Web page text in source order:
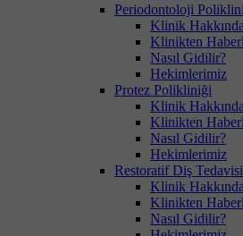
Periodontoloji
Klinik Hakkında
Klinikten
Nasıl Gidilir?
Hekimlerimiz
Protez Polikliniği
Klinik Hakkında
Klinikten
Nasıl Gidilir?
Hekimlerimiz
Restoratif Diş
Klinik Hakkında
Klinikten
Nasıl Gidilir?